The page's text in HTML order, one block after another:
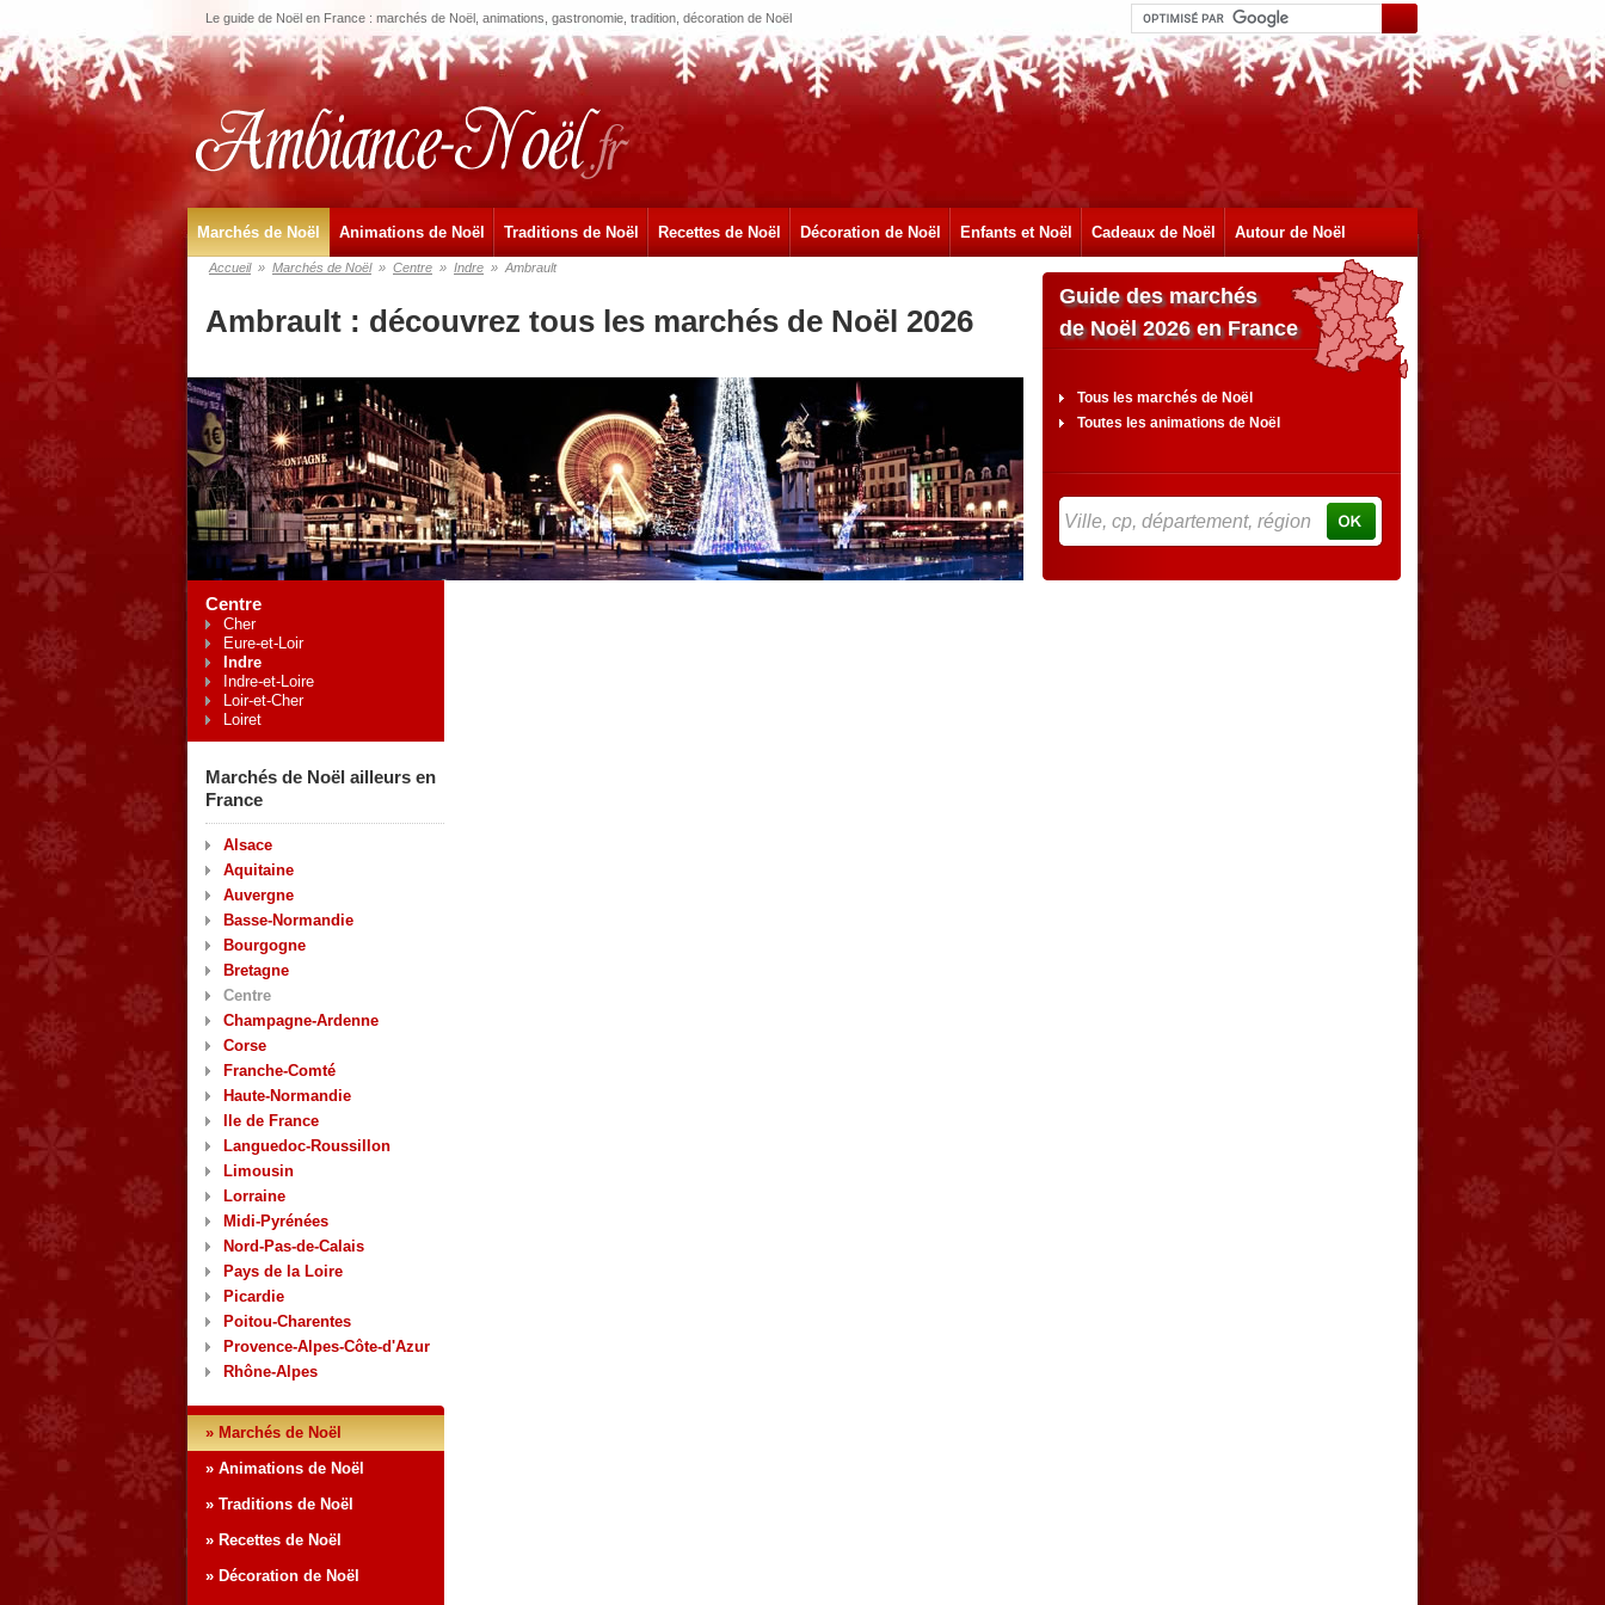
Le guide de Noël en France : marchés de Noël, animations, gastronomie, tradition, décoration de Noël
Marchés de Noël Animations de Noël Traditions de Noël Recettes de Noël Décoration de Noël Enfants et Noël Cadeaux de Noël Autour de Noël
Accueil » Marchés de Noël » Centre » Indre » Ambrault
Ambrault : découvrez tous les marchés de Noël 2026
Centre
Cher
Eure-et-Loir
Indre
Indre-et-Loire
Loir-et-Cher
Loiret
Marchés de Noël ailleurs en
France
Alsace
Aquitaine
Auvergne
Basse-Normandie
Bourgogne
Bretagne
Centre
Champagne-Ardenne
Corse
Franche-Comté
Haute-Normandie
Ile de France
Languedoc-Roussillon
Limousin
Lorraine
Midi-Pyrénées
Nord-Pas-de-Calais
Pays de la Loire
Picardie
Poitou-Charentes
Provence-Alpes-Côte-d'Azur
Rhône-Alpes
» Marchés de Noël
» Animations de Noël
» Traditions de Noël
» Recettes de Noël
» Décoration de Noël
Guide des marchés
de Noël 2026 en France
Tous les marchés de Noël
Toutes les animations de Noël